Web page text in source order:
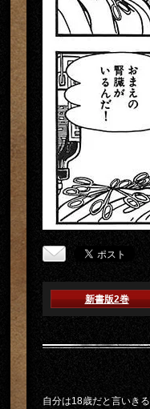
新書版2巻
自分は18歳だと言いき